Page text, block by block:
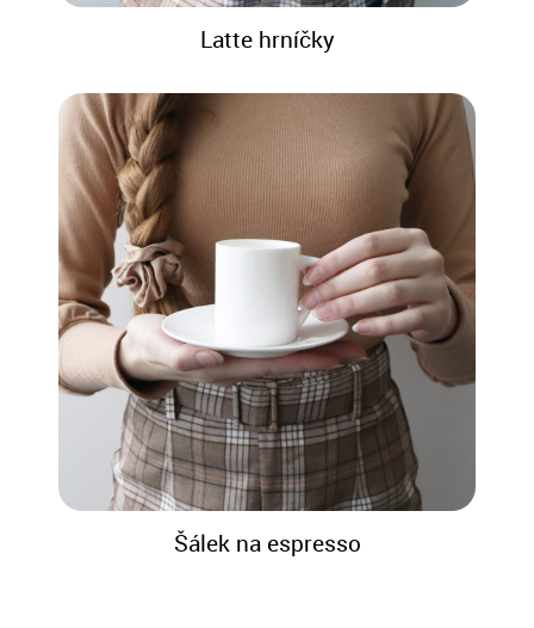
Latte hrníčky
Šálek na espresso